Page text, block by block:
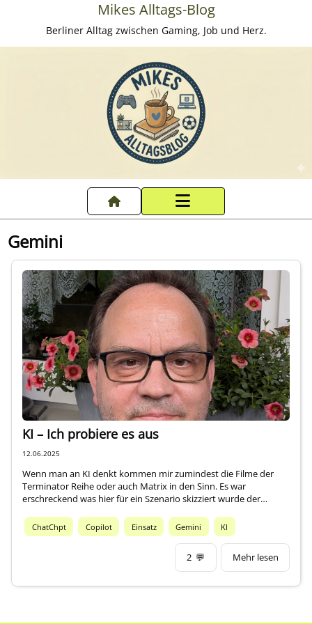
Mikes Alltags-Blog
Berliner Alltag zwischen Gaming, Job und Herz.
Startseite
Datenschutzerklärung
Impressum
Über mich
Gemini
KI – Ich probiere es aus
12.06.2025
Wenn man an KI denkt kommen mir zumindest die Filme der
Terminator Reihe oder auch Matrix in den Sinn. Es war
erschreckend was hier für ein Szenario skizziert wurde der…
ChatChpt Copilot Einsatz Gemini KI
2 💬 Mehr lesen